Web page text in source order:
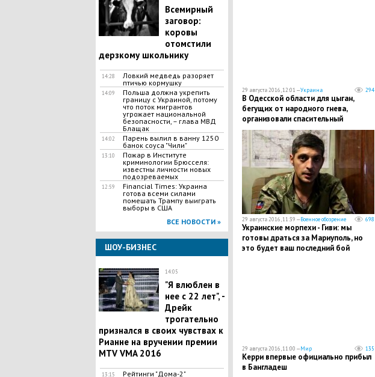
Всемирный
заговор:
коровы
отомстили
дерзкому школьнику
14:28
Ловкий медведь разоряет
птичью кормушку
14:09
Польша должна укрепить
границу с Украиной, потому
что поток мигрантов
угрожает национальной
безопасности, – глава МВД
Блащак
14:02
Парень вылил в ванну 1250
банок соуса "Чили"
13:10
Пожар в Институте
криминологии Брюсселя:
известны личности новых
подозреваемых
12:59
Financial Times: Украина
готова всеми силами
помешать Трампу выиграть
выборы в США
ВСЕ НОВОСТИ »
ШОУ-БИЗНЕС
14:05
"Я влюблен в
нее с 22 лет", -
Дрейк
трогательно
признался в своих чувствах к
Рианне на вручении премии
MTV VMA 2016
13:15
Рейтинги "Дома-2"
29 августа 2016, 12:01 —Украина 294
В Одесской области для цыган,
бегущих от народного гнева,
организовали спасительный
коридор: жители выдвинули свои
требования
29 августа 2016, 11:39 —Военное обозрение 698
Украинские морпехи - Гиви: мы
готовы драться за Мариуполь, но
это будет ваш последний бой
29 августа 2016, 11:00 —Мир 135
Керри впервые официально прибыл
в Бангладеш